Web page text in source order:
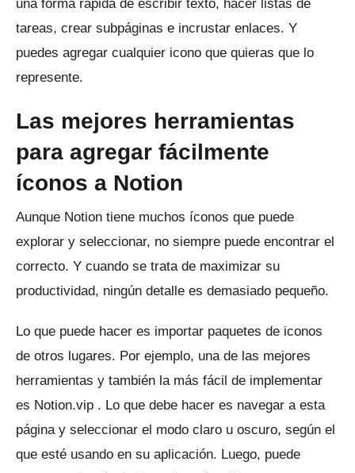
una forma rápida de escribir texto, hacer listas de
tareas, crear subpáginas e incrustar enlaces. Y
puedes agregar cualquier icono que quieras que lo
represente.
Las mejores herramientas
para agregar fácilmente
íconos a Notion
Aunque Notion tiene muchos íconos que puede
explorar y seleccionar, no siempre puede encontrar el
correcto. Y cuando se trata de maximizar su
productividad, ningún detalle es demasiado pequeño.
Lo que puede hacer es importar paquetes de iconos
de otros lugares. Por ejemplo, una de las mejores
herramientas y también la más fácil de implementar
es Notion.vip . Lo que debe hacer es navegar a esta
página y seleccionar el modo claro u oscuro, según el
que esté usando en su aplicación. Luego, puede